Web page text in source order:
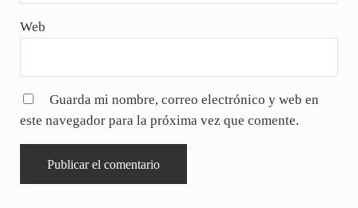
Web
Guarda mi nombre, correo electrónico y web en
este navegador para la próxima vez que comente.